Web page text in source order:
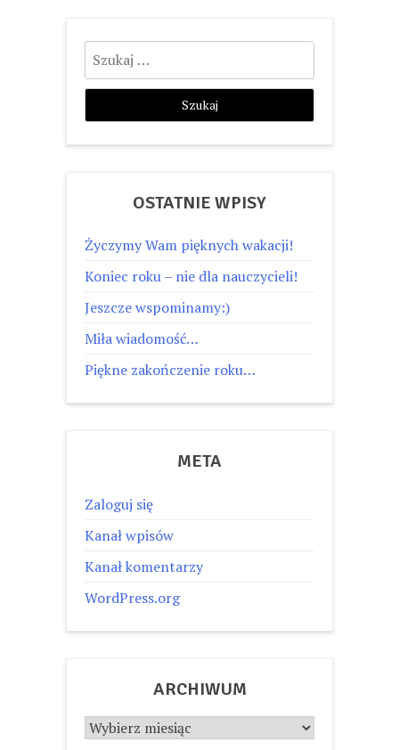
Szukaj:
OSTATNIE WPISY
Życzymy Wam pięknych wakacji!
Koniec roku – nie dla nauczycieli!
Jeszcze wspominamy:)
Miła wiadomość…
Piękne zakończenie roku…
META
Zaloguj się
Kanał wpisów
Kanał komentarzy
WordPress.org
ARCHIWUM
Archiwum